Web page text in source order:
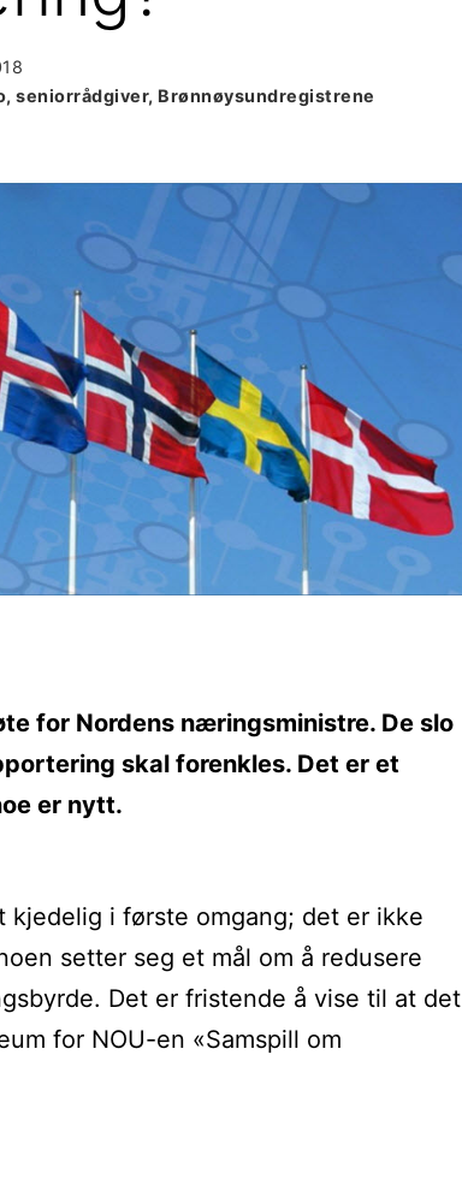
seniorrådgiver, Brønnøysundregistrene
for Nordens næringsministre. De slo
skal forenkles. Det er et
er nytt.
kjedelig i første omgang; det er ikke
setter seg et mål om å redusere
Det er fristende å vise til at det
for NOU-en «Samspill om